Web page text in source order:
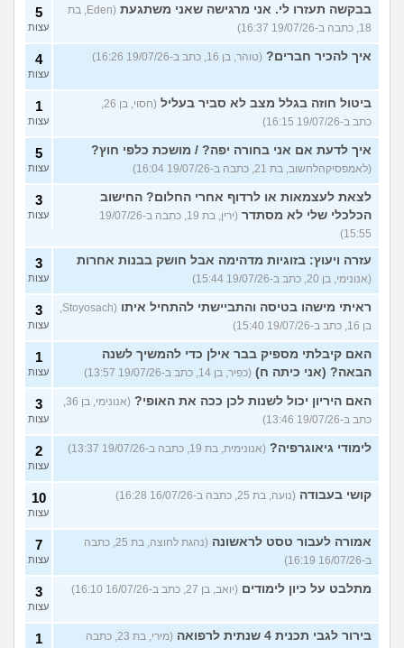
בבקשה תעזרו לי. אני מרגישה שאני משתגעת
(Eden, בת
18, כתבה ב-19/07/26 16:37)
5
עצות
איך להכיר חברים? (טוהר, בן 16, כתב ב-19/07/26 16:26) 4
עצות
ביטול חוזה בגלל מצב לא סביר בעליל
(חסוי, בן 26,
כתב ב-19/07/26 16:15)
1
עצות
איך לדעת אם אני בחורה יפה? / מושכת כלפי חוץ?
(לאמפסיקהלחשוב, בת 21, כתבה ב-19/07/26 16:04)
5
עצות
לצאת לעצמאות או לרדוף אחרי החלום? החישוב
הכלכלי שלי לא מסתדר
(ירין, בת 19, כתבה ב-19/07/26
15:55)
3
עצות
עזרה ויעוץ: בזוגיות מדהימה אבל חושק בבנות אחרות
(אנונימי, בן 20, כתב ב-19/07/26 15:44)
3
עצות
ראיתי מישהו בטיסה והתביישתי להתחיל איתו
(Stoyosach,
בן 16, כתב ב-19/07/26 15:40)
3
עצות
האם קיבלתי מספיק בבר אילן כדי להמשיך לשנה
הבאה? (אני כיתה ח) (כפיר, בן 14, כתב ב-19/07/26 13:57)
1
עצות
האם היריון יכול לשנות לכן ככה את האופי?
(אנונימי, בן 36,
כתב ב-19/07/26 13:46)
3
עצות
לימודי גיאוגרפיה? (אנונימית, בת 19, כתבה ב-19/07/26 13:37) 2
עצות
קושי בעבודה (נועה, בת 25, כתבה ב-16/07/26 16:28) 10
עצות
אמורה לעבור טסט לראשונה
(נהגת לחוצה, בת 25, כתבה
ב-16/07/26 16:19)
7
עצות
מתלבט על כיון לימודים (יואב, בן 27, כתב ב-16/07/26 16:10) 3
עצות
בירור לגבי תכנית 4 שנתית לרפואה (מירי, בת 23, כתבה 1